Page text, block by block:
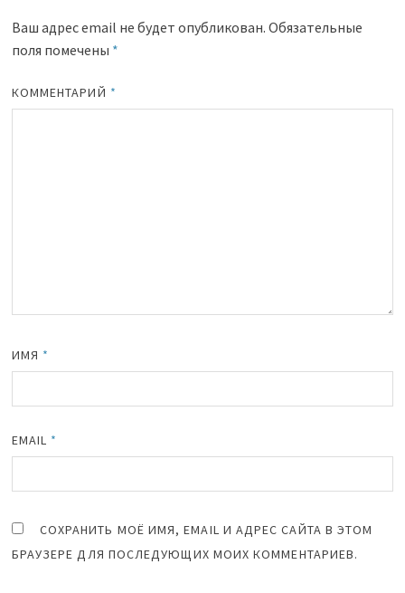
Ваш адрес email не будет опубликован. Обязательные
поля помечены *
КОММЕНТАРИЙ *
ИМЯ *
EMAIL *
СОХРАНИТЬ МОЁ ИМЯ, EMAIL И АДРЕС САЙТА В ЭТОМ
БРАУЗЕРЕ ДЛЯ ПОСЛЕДУЮЩИХ МОИХ КОММЕНТАРИЕВ.